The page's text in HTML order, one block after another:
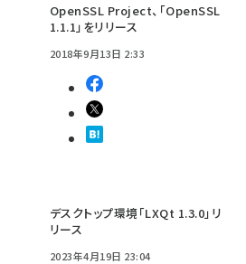
OpenSSL Project、「OpenSSL
1.1.1」をリリース
2018年9月13日 2:33
デスクトップ環境「LXQt 1.3.0」リ
リース
2023年4月19日 23:04